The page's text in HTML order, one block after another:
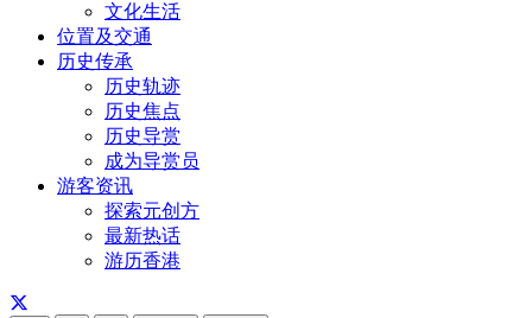
文化生活
位置及交通
历史传承
历史轨迹
历史焦点
历史导赏
成为导赏员
游客资讯
探索元创方
最新热话
游历香港